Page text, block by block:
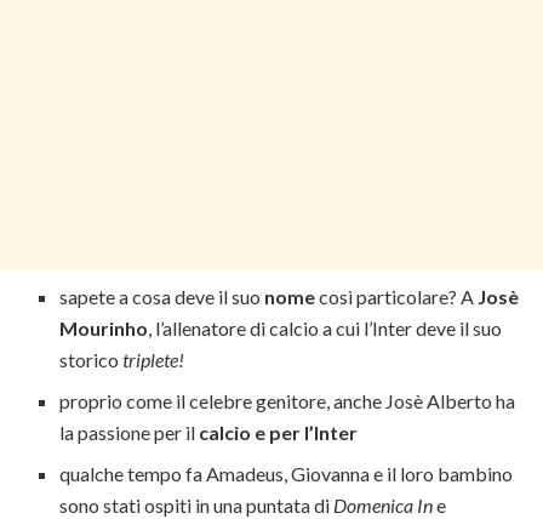
sapete a cosa deve il suo nomecosì particolare? A Josè
Mourinho, l’allenatore di calcio a cui l’Inter deve il suo
storicotriplete!
proprio come il celebre genitore, anche Josè Alberto ha
la passione per il calcio e per l’Inter
qualche tempo fa Amadeus, Giovanna e il loro bambino
sono stati ospiti in una puntata di Domenica Ine